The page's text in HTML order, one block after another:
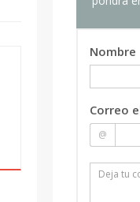
Nombre
Correo
@